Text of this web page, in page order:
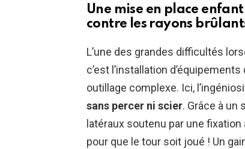
Une mise en place
contre les rayons
L’une des grandes difficultés
c’est l’installation
outillage complexe. Ici,
sans percer ni scier. Grâce à
latéraux soutenu par une
pour que le tour soit joué ! Un